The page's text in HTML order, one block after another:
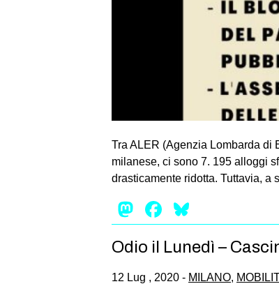
Tra ALER (Agenzia Lombarda di
milanese, ci sono 7. 195 alloggi
drasticamente ridotta. Tuttavia, a
Mastodon
Facebook
Odio il Lunedì –
12 Lug , 2020 - MILANO,